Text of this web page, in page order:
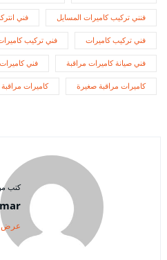
فنني تركيب كاميرات المسايل فني
فني تركيب كاميرات فني تركيب
فني صيانة كاميرات مراقبة فني
كاميرات مراقبة صغيرة كاميرات
كتب
عرض